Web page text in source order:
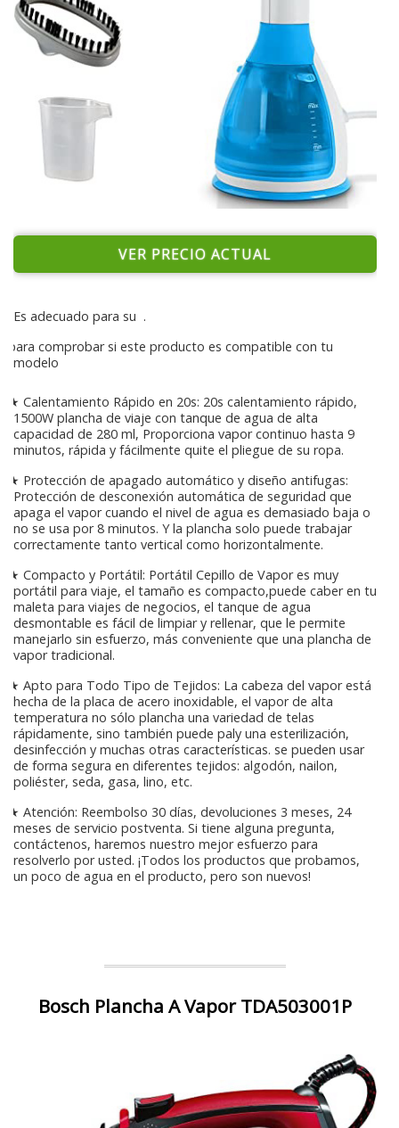
VER PRECIO ACTUAL
Es adecuado para su .
para comprobar si este producto es compatible con tu
modelo
★ Calentamiento Rápido en 20s: 20s calentamiento rápido,
1500W plancha de viaje con tanque de agua de alta
capacidad de 280 ml, Proporciona vapor continuo hasta 9
minutos, rápida y fácilmente quite el pliegue de su ropa.
★ Protección de apagado automático y diseño antifugas:
Protección de desconexión automática de seguridad que
apaga el vapor cuando el nivel de agua es demasiado baja o
no se usa por 8 minutos. Y la plancha solo puede trabajar
correctamente tanto vertical como horizontalmente.
★ Compacto y Portátil: Portátil Cepillo de Vapor es muy
portátil para viaje, el tamaño es compacto,puede caber en tu
maleta para viajes de negocios, el tanque de agua
desmontable es fácil de limpiar y rellenar, que le permite
manejarlo sin esfuerzo, más conveniente que una plancha de
vapor tradicional.
★ Apto para Todo Tipo de Tejidos: La cabeza del vapor está
hecha de la placa de acero inoxidable, el vapor de alta
temperatura no sólo plancha una variedad de telas
rápidamente, sino también puede paly una esterilización,
desinfección y muchas otras características. se pueden usar
de forma segura en diferentes tejidos: algodón, nailon,
poliéster, seda, gasa, lino, etc.
★ Atención: Reembolso 30 días, devoluciones 3 meses, 24
meses de servicio postventa. Si tiene alguna pregunta,
contáctenos, haremos nuestro mejor esfuerzo para
resolverlo por usted. ¡Todos los productos que probamos,
un poco de agua en el producto, pero son nuevos!
Bosch Plancha A Vapor TDA503001P